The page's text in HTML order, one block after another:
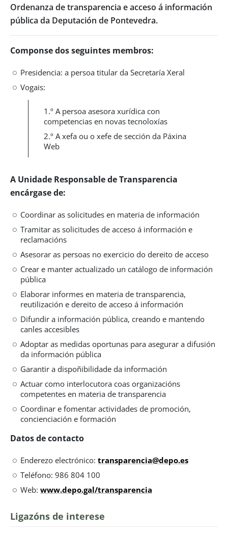
Ordenanza de transparencia e acceso á información
pública da Deputación de Pontevedra.
Componse dos seguintes membros:
Presidencia: a persoa titular da Secretaría Xeral
Vogais:
1.º A persoa asesora xurídica con
competencias en novas tecnoloxías
2.º A xefa ou o xefe de sección da Páxina
Web
A Unidade Responsable de Transparencia
encárgase de:
Coordinar as solicitudes en materia de información
Tramitar as solicitudes de acceso á información e
reclamacións
Asesorar as persoas no exercicio do dereito de acceso
Crear e manter actualizado un catálogo de información
pública
Elaborar informes en materia de transparencia,
reutilización e dereito de acceso á información
Difundir a información pública, creando e mantendo
canles accesibles
Adoptar as medidas oportunas para asegurar a difusión
da información pública
Garantir a dispoñibilidade da información
Actuar como interlocutora coas organizacións
competentes en materia de transparencia
Coordinar e fomentar actividades de promoción,
concienciación e formación
Datos de contacto
Enderezo electrónico: transparencia@depo.es
Teléfono: 986 804 100
Web: www.depo.gal/transparencia
Ligazóns de interese